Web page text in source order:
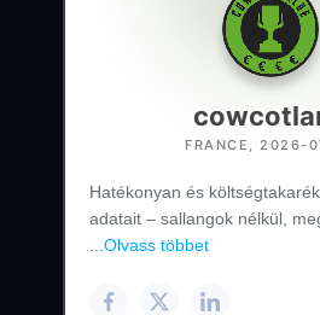
FRANCE, 2026-
Hatékonyan és
adatait – sallangok nélkül,
Olvass többet